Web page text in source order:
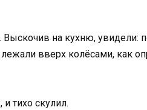
Выскочив на кухню, увидели:
вверх колёсами, как
тихо скулил.